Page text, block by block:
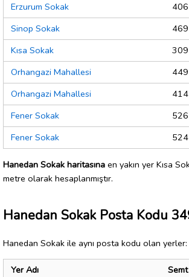
Erzurum Sokak
Sinop Sokak
Kısa Sokak
Orhangazi Mahallesi
Orhangazi Mahallesi
Fener Sokak
Fener Sokak
Hanedan Sokak haritasına en yakın yer Kısa
metre olarak hesaplanmıştır.
Hanedan Sokak Posta Kodu
Hanedan Sokak ile aynı posta kodu olan yerler:
Yer Adı
Semt